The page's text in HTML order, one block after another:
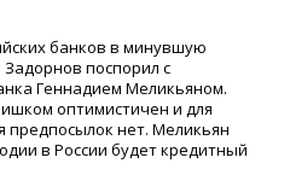
банков в минувшую
поспорил с
Геннадием Меликьяном.
оптимистичен и для
предпосылок нет. Меликьян
в России будет кредитный